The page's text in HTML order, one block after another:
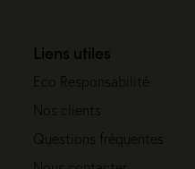
Liens utiles
Eco Responsabilité
Nos clients
Questions fréquentes